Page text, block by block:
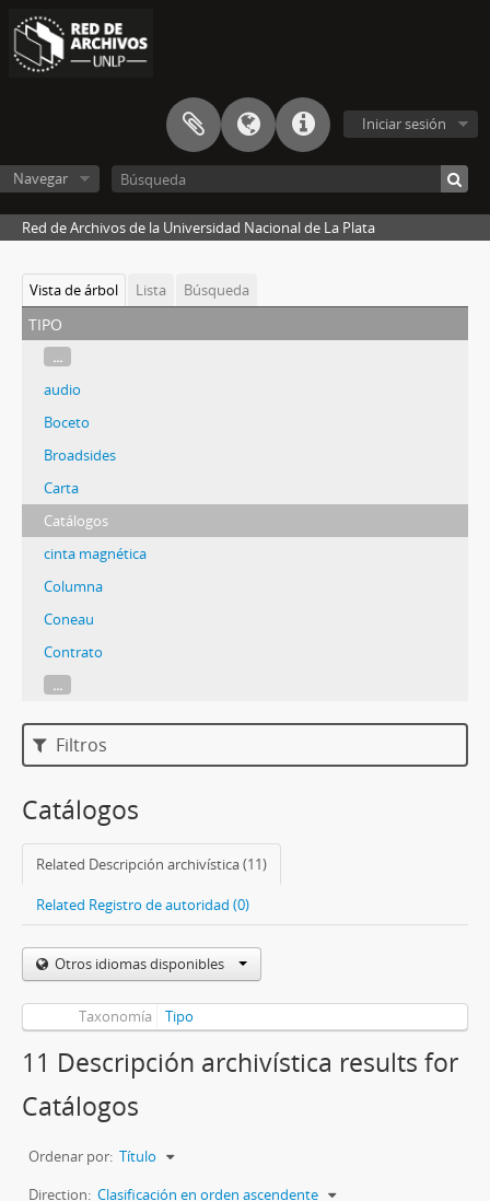
Iniciar sesión
Navegar
Red de Archivos de la Universidad Nacional de La Plata
Vista de árbol Lista Búsqueda
tipo
...
audio
Boceto
Broadsides
Carta
Catálogos
cinta magnética
Columna
Coneau
Contrato
...
Filtros
Catálogos
Related Descripción archivística (11)
Related Registro de autoridad (0)
Otros idiomas disponibles
Taxonomía Tipo
11 Descripción archivística results for
Catálogos
Ordenar por: Título
Direction: Clasificación en orden ascendente